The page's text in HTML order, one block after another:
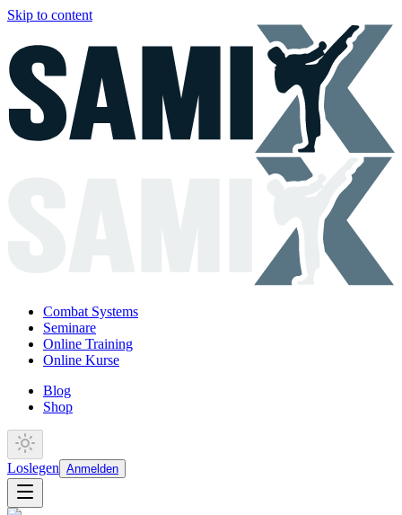
Skip to content
Combat Systems
Seminare
Online Training
Online Kurse
Blog
Shop
Loslegen Anmelden